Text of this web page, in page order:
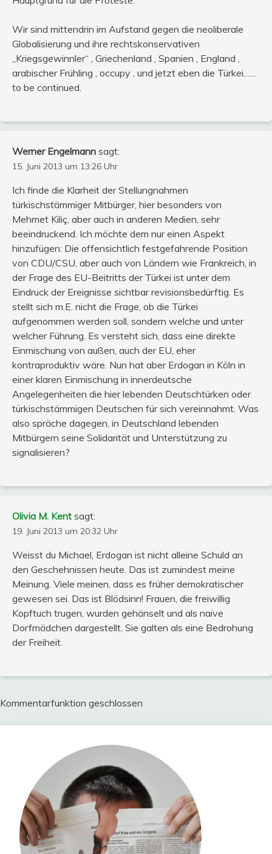
Wir sind mittendrin im Aufstand gegen die neoliberale
Globalisierung und ihre rechtskonservativen
„Kriegsgewinnler“ , Griechenland , Spanien , England ,
arabischer Frühling , occupy , und jetzt eben die Türkei……
to be continued.
Werner Engelmann sagt:
15. Juni 2013 um 13:26 Uhr
Ich finde die Klarheit der Stellungnahmen
türkischstämmiger Mitbürger, hier besonders von
Mehmet Kiliç, aber auch in anderen Medien, sehr
beeindruckend. Ich möchte dem nur einen Aspekt
hinzufügen: Die offensichtlich festgefahrende Position
von CDU/CSU, aber auch von Ländern wie Frankreich, in
der Frage des EU-Beitritts der Türkei ist unter dem
Eindruck der Ereignisse sichtbar revisionsbedürftig. Es
stellt sich m.E. nicht die Frage, ob die Türkei
aufgenommen werden soll, sondern welche und unter
welcher Führung. Es versteht sich, dass eine direkte
Einmischung von außen, auch der EU, eher
kontraproduktiv wäre. Nun hat aber Erdogan in Köln in
einer klaren Einmischung in innerdeutsche
Angelegenheiten die hier lebenden Deutschtürken oder
türkischstämmigen Deutschen für sich vereinnahmt. Was
also spräche dagegen, in Deutschland lebenden
Mitbürgern seine Solidarität und Unterstützung zu
signalisieren?
Olivia M. Kent sagt:
19. Juni 2013 um 20:32 Uhr
Weisst du Michael, Erdogan ist nicht alleine Schuld an
den Geschehnissen heute. Das ist zumindest meine
Meinung. Viele meinen, dass es früher demokratischer
gewesen sei. Das ist Blödsinn! Frauen, die freiwillig
Kopftuch trugen, wurden gehänselt und als naive
Dorfmädchen dargestellt. Sie galten als eine Bedrohung
der Freiheit.
Kommentarfunktion geschlossen